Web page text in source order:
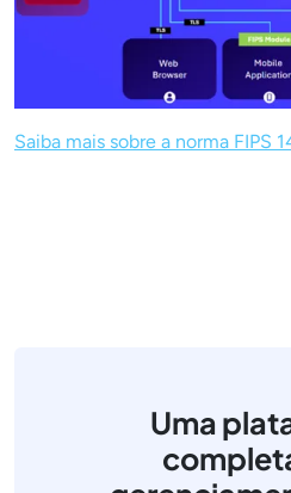
Saiba mais sobre a norma FIPS
Uma